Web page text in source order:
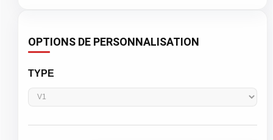
OPTIONS DE PERSONNALISATION
TYPE